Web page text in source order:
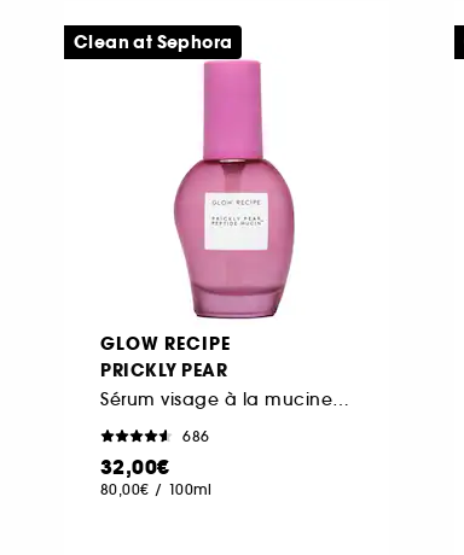
GLOW RECIPE
PRICKLY PEAR
Sérum visage à la mucine peptidique
686
32,00€
80,00€ / 100ml
Clean at Sephora